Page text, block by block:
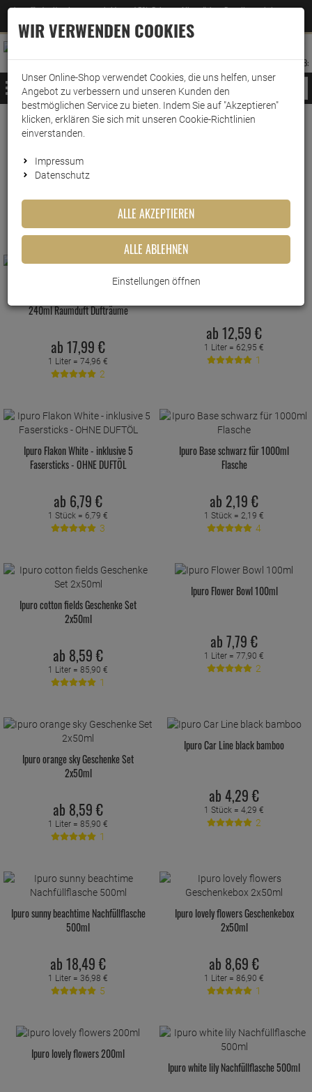
Jetzt für den Newsletter entscheiden und 5% Rabatt auf Ihre nächste Bestellung erhalten
–Zum Newsletter
ANMELDEN
AUFKLAPPEN
MERKZETTEL
WARENKORB:
MENÜ
www.wark24.de Ipuro
240ml Raumduft Dufträume
ab 17,99 €
1 Liter = 74,96 €
2
Ipuro sunny beachtime 200ml
ab 12,59 €
1 Liter = 62,95 €
1
Ipuro Flakon White - inklusive 5
Fasersticks - OHNE DUFTÖL
ab 6,79 €
1 Stück = 6,79 €
3
Ipuro Base schwarz für 1000ml
Flasche
ab 2,19 €
1 Stück = 2,19 €
4
Ipuro cotton fields Geschenke Set
2x50ml
ab 8,59 €
1 Liter = 85,90 €
1
Ipuro Flower Bowl 100ml
ab 7,79 €
1 Liter = 77,90 €
2
Ipuro orange sky Geschenke Set
2x50ml
ab 8,59 €
1 Liter = 85,90 €
1
Ipuro Car Line black bamboo
ab 4,29 €
1 Stück = 4,29 €
2
Ipuro sunny beachtime Nachfüllflasche
500ml
ab 18,49 €
1 Liter = 36,98 €
5
Ipuro lovely flowers Geschenkebox
2x50ml
ab 8,69 €
1 Liter = 86,90 €
1
Ipuro lovely flowers 200ml
Ipuro white lily Nachfüllflasche 500ml
WIR VERWENDEN COOKIES
Unser Online-Shop verwendet Cookies, die uns helfen, unser
Angebot zu verbessern und unseren Kunden den
bestmöglichen Service zu bieten. Indem Sie auf "Akzeptieren"
klicken, erklären Sie sich mit unseren Cookie-Richtlinien
einverstanden.
Impressum
Datenschutz
ALLE AKZEPTIEREN
ALLE ABLEHNEN
Einstellungen öffnen